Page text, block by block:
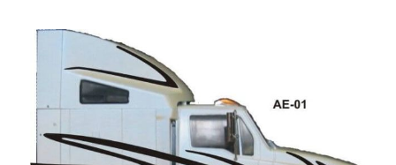
Bildergalerie überspringen